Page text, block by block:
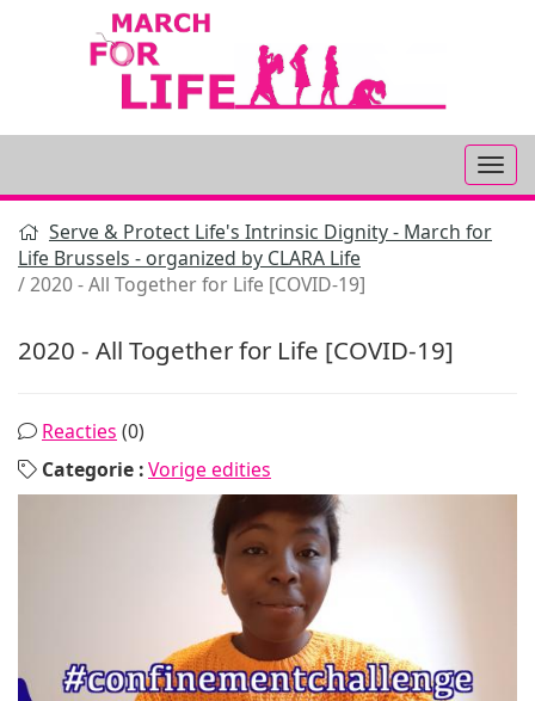
Serve & Protect Life's Intrinsic Dignity - March for
Life Brussels - organized by CLARA Life
2020 - All Together for Life [COVID-19]
2020 - All Together for Life [COVID-19]
Reacties (0)
Categorie :Vorige edities